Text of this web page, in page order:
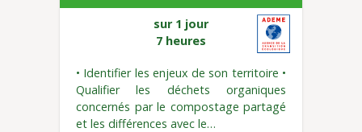
sur 1 jour
7 heures
• Identifier les enjeux de son territoire •
Qualifier les déchets organiques
concernés par le compostage partagé
et les différences avec le…